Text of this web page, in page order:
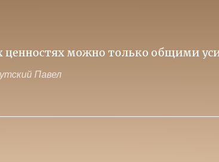
ценностях можно только общими
Павел